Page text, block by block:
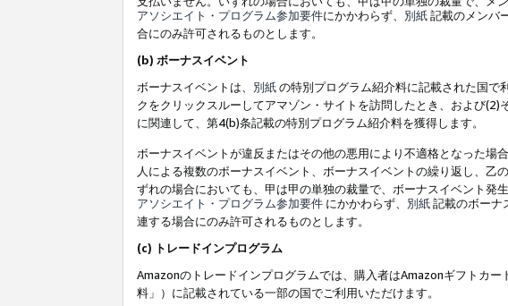
アソシエイト・プログラム参加要件にかかわらず、 別紙記載のメンバ
合にのみ許可されるものとします。
(b) ボーナスイベント
ボーナスイベントは、 別紙の特別プログラム紹介料に記載された国で
クをクリックスルーしてアマゾン・サイトを訪問したとき、および(2)
に関連して、第4(b)条記載の特別プログラム紹介料を獲得します。
ボーナスイベントが違反またはその他の悪用により不適格となった
人による複数のボーナスイベント、ボーナスイベントの繰り返し、
ずれの場合においても、甲は甲の単独の裁量で、ボーナスイベント発
アソシエイト・プログラム参加要件 にかかわらず、 別紙記載のボーナ
連する場合にのみ許可されるものとします。
(c) トレードインプログラム
Amazonのトレードインプログラムでは、購入者はAmazonギフトカ
料」）に記載されている一部の国でご利用いただけます。